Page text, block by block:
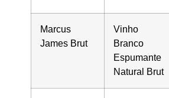
Marcus
James Brut
Vinho
Branco
Espumante
Natural Brut